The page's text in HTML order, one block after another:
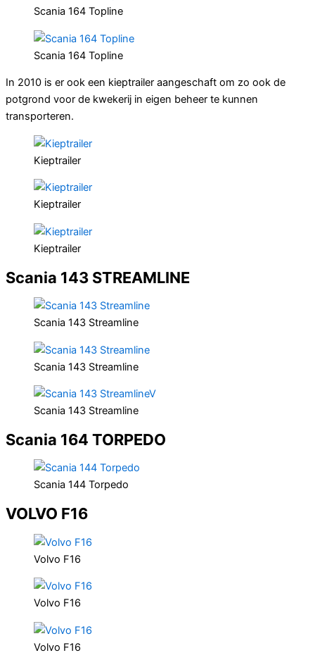
Scania 164 Topline
Scania 164 Topline
In 2010 is er ook een kieptrailer aangeschaft om zo ook de
potgrond voor de kwekerij in eigen beheer te kunnen
transporteren.
Kieptrailer
Kieptrailer
Kieptrailer
Scania 143 STREAMLINE
Scania 143 Streamline
Scania 143 Streamline
Scania 143 Streamline
Scania 164 TORPEDO
Scania 144 Torpedo
VOLVO F16
Volvo F16
Volvo F16
Volvo F16